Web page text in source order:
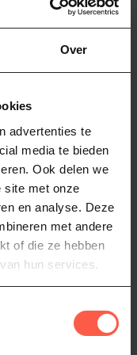
Over
advertenties te
media te bieden
Ook delen we
site met onze
en analyse. Deze
met andere
of die ze hebben
hun services.
GRIPS
met reservoir